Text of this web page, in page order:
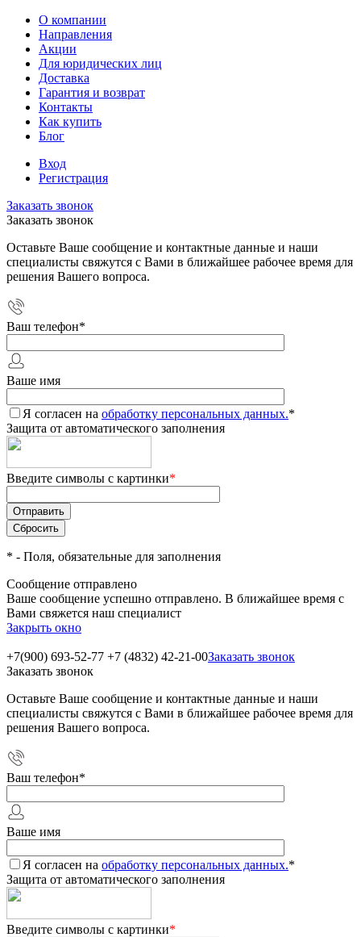
О компании
Направления
Акции
Для юридических лиц
Доставка
Гарантия и возврат
Контакты
Как купить
Блог
Вход
Регистрация
Заказать звонок
Заказать звонок
Оставьте Ваше сообщение и контактные данные и наши
специалисты свяжутся с Вами в ближайшее рабочее время для
решения Вашего вопроса.
Ваш телефон*
Ваше имя
Я согласен на обработку персональных данных.*
Защита от автоматического заполнения
Введите символы с картинки*
* - Поля, обязательные для заполнения
Сообщение отправлено
Ваше сообщение успешно отправлено. В ближайшее время с
Вами свяжется наш специалист
Закрыть окно
+7(900) 693-52-77 +7 (4832) 42-21-00Заказать звонок
Заказать звонок
Оставьте Ваше сообщение и контактные данные и наши
специалисты свяжутся с Вами в ближайшее рабочее время для
решения Вашего вопроса.
Ваш телефон*
Ваше имя
Я согласен на обработку персональных данных.*
Защита от автоматического заполнения
Введите символы с картинки*